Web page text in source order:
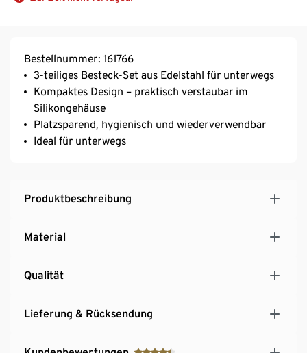
Bestellnummer: 161766
3-teiliges Besteck-Set aus Edelstahl für unterwegs
Kompaktes Design – praktisch verstaubar im
Silikongehäuse
Platzsparend, hygienisch und wiederverwendbar
Ideal für unterwegs
Produktbeschreibung
Material
Qualität
Lieferung & Rücksendung